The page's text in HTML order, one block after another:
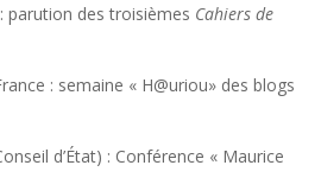
parution des troisièmes Cahiers de
: semaine « H@uriou» des blogs
d’État) : Conférence « Maurice